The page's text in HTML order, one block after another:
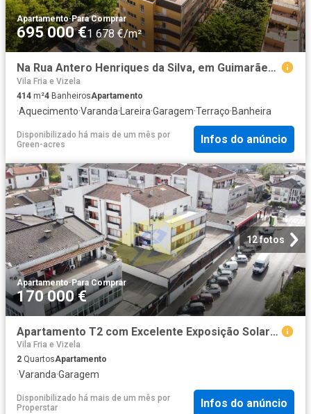
Apartamento·Para Comprar
695 000 €1 678 €/m²
Na Rua Antero Henriques da Silva, em Guimarães, esta penthou. 414m² Abação e Gémeos
Vila Fria e Vizela
414 m²4 BanheirosApartamento
·Aquecimento·Varanda· Lareira·Garagem·Terraço·Banheira
Disponibilizado há mais de um mês por
Green-acres
Infos do anúncio
12 fotos
Apartamento·Para Comprar
170 000 €
Apartamento T2 com Excelente Exposição Solar em Torrados
Vila Fria e Vizela
2 QuartosApartamento
·Varanda·Garagem
Disponibilizado há mais de um mês por
Properstar
Infos do anúncio